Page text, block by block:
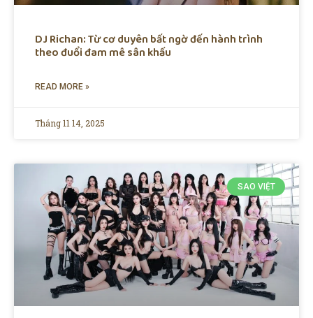
DJ Richan: Từ cơ duyên bất ngờ đến hành trình
theo đuổi đam mê sân khấu
READ MORE »
Tháng 11 14, 2025
SAO VIỆT